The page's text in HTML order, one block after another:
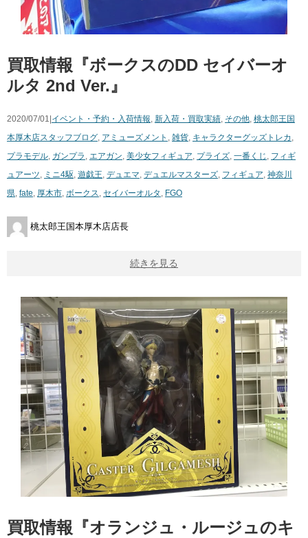
買取情報『ボークスのDD ​セイバーオ
ルタ ​2nd ​Ver.』
2020/07/01| イベント・予約・入荷情報, 新入荷・買取実績, その他, 桃太郎王国
本厚木店スタッフブログ, アミューズメント , 雑貨, キャラクターグッズ トレカ ,
プラモデル, ガンプラ , エアガン, 美少女フィギュア, プライズ, 一番くじ , フィギ
ュアーツ, ミニ4駆, 遊戯王, デュエマ, デュエルマスターズ, フィギュア, 神奈川
県, fate, 厚木市, ボークス, セイバーオルタ , FGO
桃太郎王国本厚木店店長
続きを見る
買取情報『オランジュ・ルージュのキ